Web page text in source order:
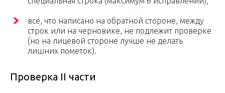
все, что написано на обратной стороне, между
строк или на черновике, не подлежит проверке
(но на лицевой стороне лучше не делать
лишних пометок).
Проверка ІІ части